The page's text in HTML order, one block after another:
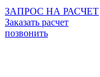
ЗАПРОС НА РАСЧЕТ
Заказать расчет
позвонить